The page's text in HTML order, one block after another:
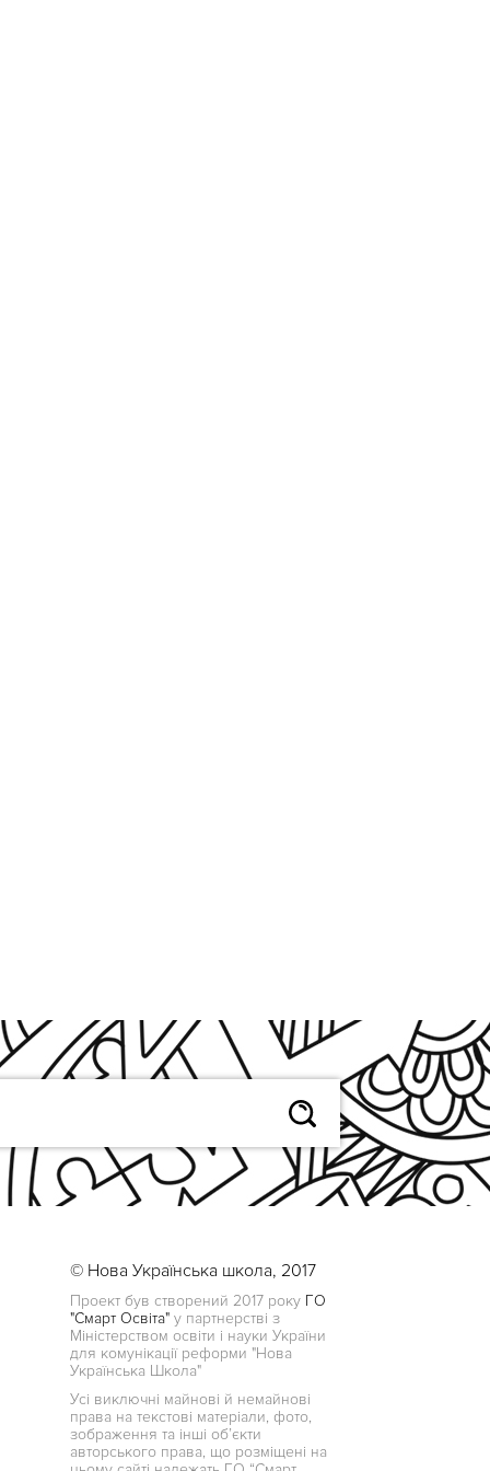
© Нова Українська школа, 2017
Проект був створений 2017 року ГО
"Смарт Освіта" у партнерстві з
Міністерством освіти і науки України
для комунікації реформи "Нова
Українська Школа"
Усі виключні майнові й немайнові
права на текстові матеріали, фото,
зображення та інші об’єкти
авторського права, що розміщені на